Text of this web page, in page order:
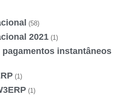
(58)
2021 (1)
pagamentos instantâneos
(1)
(1)